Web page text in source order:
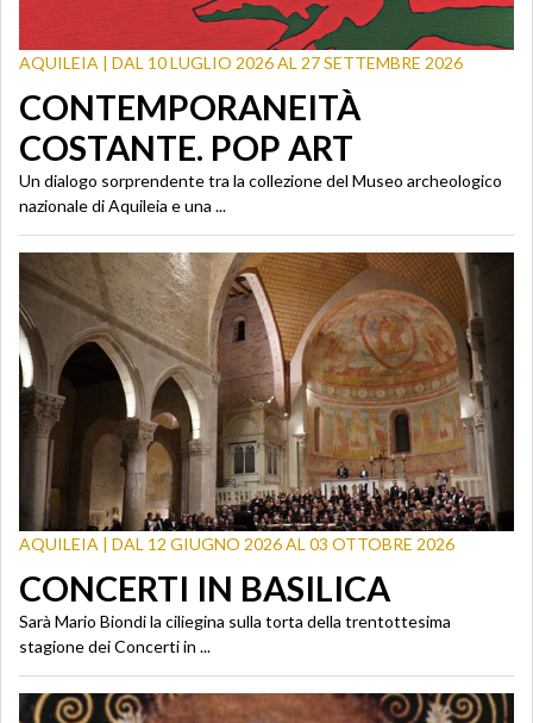
AQUILEIA | DAL 10 LUGLIO 2026 AL 27 SETTEMBRE 2026
CONTEMPORANEITÀ
COSTANTE. POP ART
Un dialogo sorprendente tra la collezione del Museo archeologico
nazionale di Aquileia e una ...
AQUILEIA | DAL 12 GIUGNO 2026 AL 03 OTTOBRE 2026
CONCERTI IN BASILICA
Sarà Mario Biondi la ciliegina sulla torta della trentottesima
stagione dei Concerti in ...